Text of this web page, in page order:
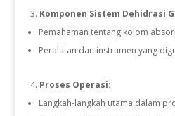
Komponen Sistem Dehidrasi
Pemahaman tentang kolom
Peralatan dan instrumen yang
Proses Operasi:
Langkah-langkah utama dalam